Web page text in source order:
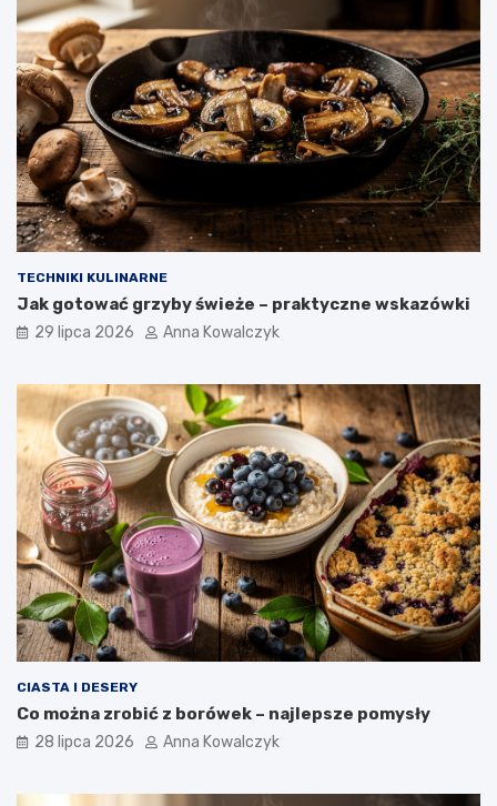
TECHNIKI KULINARNE
Jak gotować grzyby świeże – praktyczne wskazówki
29 lipca 2026 Anna Kowalczyk
CIASTA I DESERY
Co można zrobić z borówek – najlepsze pomysły
28 lipca 2026 Anna Kowalczyk